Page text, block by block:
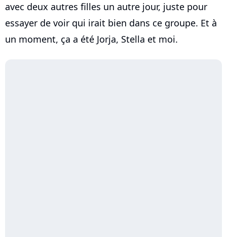
avec deux autres filles un autre jour, juste pour
essayer de voir qui irait bien dans ce groupe. Et à
un moment, ça a été Jorja, Stella et moi.